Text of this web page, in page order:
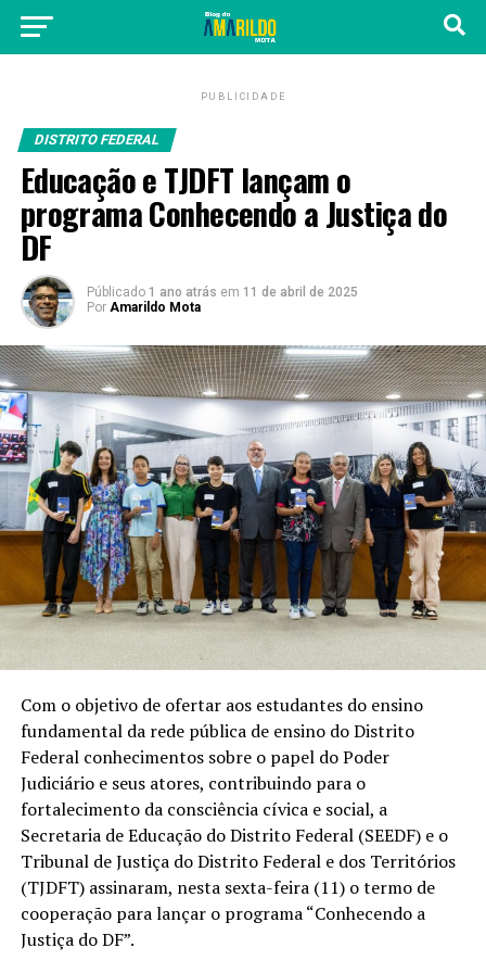
PUBLICIDADE
DISTRITO FEDERAL
Educação e TJDFT lançam o
programa Conhecendo a Justiça do
DF
Públicado 1 ano atrás em 11 de abril de 2025
Por Amarildo Mota
Com o objetivo de ofertar aos estudantes do ensino
fundamental da rede pública de ensino do Distrito
Federal conhecimentos sobre o papel do Poder
Judiciário e seus atores, contribuindo para o
fortalecimento da consciência cívica e social, a
Secretaria de Educação do Distrito Federal (SEEDF) e o
Tribunal de Justiça do Distrito Federal e dos Territórios
(TJDFT) assinaram, nesta sexta-feira (11) o termo de
cooperação para lançar o programa “Conhecendo a
Justiça do DF”.